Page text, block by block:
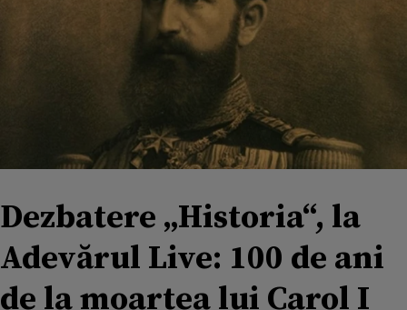
Dezbatere „Historia“, la
Adevărul Live: 100 de ani
de la moartea lui Carol I